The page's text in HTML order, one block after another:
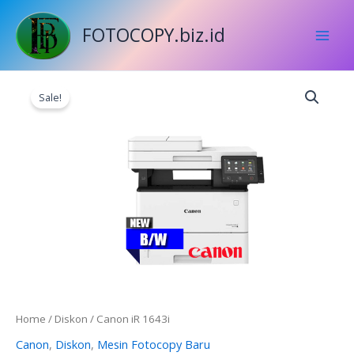
content
FOTOCOPY.biz.id
Sale!
Home / Diskon / Canon iR 1643i
Canon, Diskon, Mesin Fotocopy Baru
Rp18.000.000.